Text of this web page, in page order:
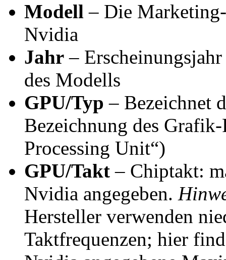
Modell – Die
Nvidia
Jahr –
des Modells
GPU/Typ – Bezeichnet
Bezeichnung des
Processing Unit“)
GPU/Takt – Chiptakt:
Nvidia angegeben.
Hersteller verwenden
Taktfrequenzen; hier